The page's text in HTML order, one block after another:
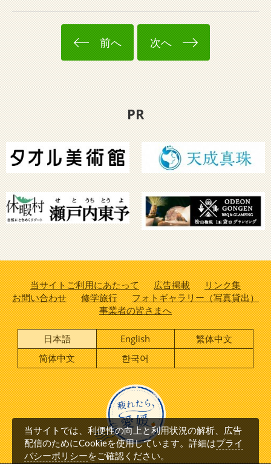
前へ 次へ
PR
当サイトご利用にあたって 広告掲載
リンク集
お問い合わせ
修学旅行
フォトギャラリー（写真貸出）
事業者の皆さまへ
日本語 English
繁体中文
简体中文
한국어
当サイトでは、利便性の向上と利用状況の解析、広告
配信のためにCookieを使用しています。詳細はプライ
バシーポリシーをご確認ください。